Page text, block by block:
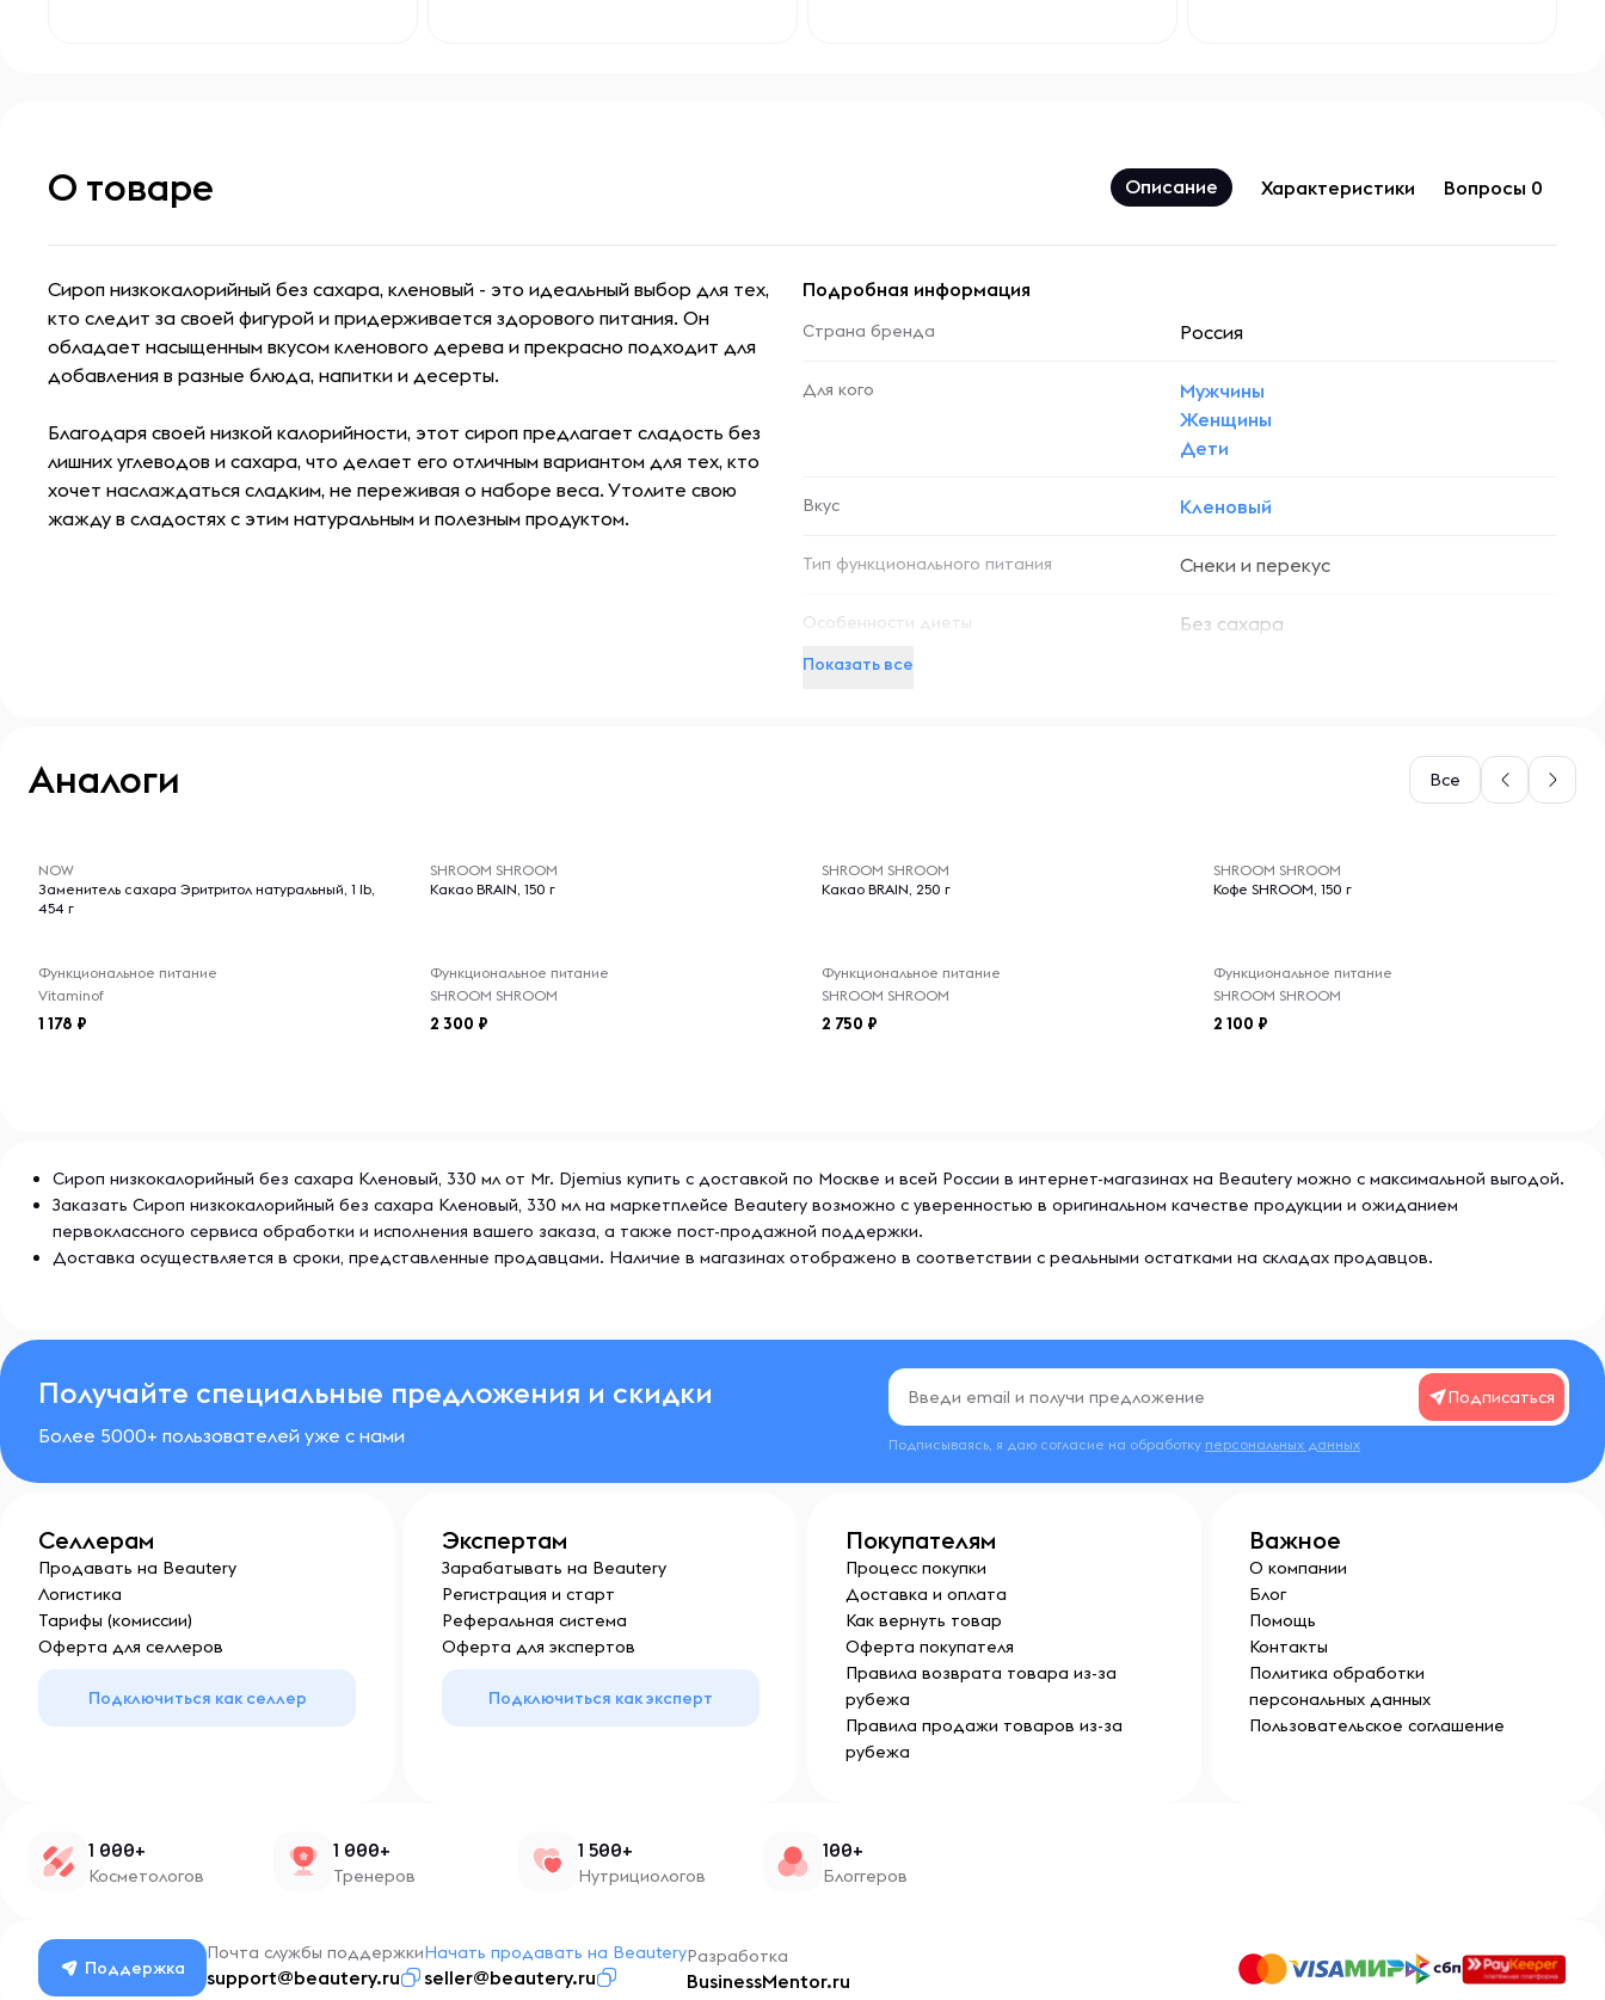
О товаре Описание Характеристики Вопросы 0
Сироп низкокалорийный без сахара, кленовый - это идеальный выбор для тех,
кто следит за своей фигурой и придерживается здорового питания. Он
обладает насыщенным вкусом кленового дерева и прекрасно подходит для
добавления в разные блюда, напитки и десерты.
Благодаря своей низкой калорийности, этот сироп предлагает сладость без
лишних углеводов и сахара, что делает его отличным вариантом для тех, кто
хочет наслаждаться сладким, не переживая о наборе веса. Утолите свою
жажду в сладостях с этим натуральным и полезным продуктом.
Подробная информация
Страна бренда Россия
Для кого
Мужчины
Женщины
Дети
Вкус Кленовый
Тип функционального питания Снеки и перекус
Особенности диеты
Без сахара
Показать все
Аналоги Все
NOW
Заменитель сахара Эритритол натуральный, 1 lb,
454 г
Функциональное питание
Vitaminof
1 178
SHROOM SHROOM
Какао BRAIN, 150 г
Функциональное питание
SHROOM SHROOM
2 300
SHROOM SHROOM
Какао BRAIN, 250 г
Функциональное питание
SHROOM SHROOM
2 750
SHROOM SHROOM
Кофе SHROOM, 150 г
Функциональное питание
SHROOM SHROOM
2 100
Сироп низкокалорийный без сахара Кленовый, 330 мл от Mr. Djemius купить с доставкой по Москве и всей России в интернет-магазинах на Beautery можно с максимальной выгодой.
Заказать Сироп низкокалорийный без сахара Кленовый, 330 мл на маркетплейсе Beautery возможно с уверенностью в оригинальном качестве продукции и ожиданием
первоклассного сервиса обработки и исполнения вашего заказа, а также пост-продажной поддержки.
Доставка осуществляется в сроки, представленные продавцами. Наличие в магазинах отображено в соответствии с реальными остатками на складах продавцов.
Получайте специальные предложения и скидки
Более 5000+ пользователей уже с нами
Подписаться
Подписываясь, я даю согласие на обработку персональных данных
Селлерам
Продавать на Beautery
Логистика
Тарифы (комиссии)
Оферта для селлеров
Подключиться как селлер
Экспертам
Зарабатывать на Beautery
Регистрация и старт
Реферальная система
Оферта для экспертов
Подключиться как эксперт
Покупателям
Процесс покупки
Доставка и оплата
Как вернуть товар
Оферта покупателя
Правила возврата товара из-за
рубежа
Правила продажи товаров из-за
рубежа
Важное
О компании
Блог
Помощь
Контакты
Политика обработки
персональных данных
Пользовательское соглашение
1 000+
Косметологов
1 000+
Тренеров
1 500+
Нутрициологов
100+
Блоггеров
Поддержка
Почта службы поддержки
support@beautery.ru
Начать продавать на Beautery
seller@beautery.ru
Разработка
BusinessMentor.ru